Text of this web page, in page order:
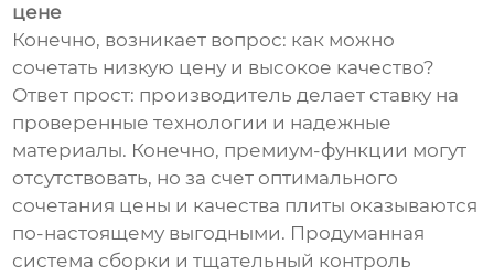
цене
Конечно, возникает вопрос: как можно
сочетать низкую цену и высокое качество?
Ответ прост: производитель делает ставку на
проверенные технологии и надежные
материалы. Конечно, премиум-функции могут
отсутствовать, но за счет оптимального
сочетания цены и качества плиты оказываются
по-настоящему выгодными. Продуманная
система сборки и тщательный контроль